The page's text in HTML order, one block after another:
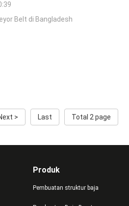
Belt di Bangladesh
> Last Total 2 page
Produk
Pembuatan struktur baja